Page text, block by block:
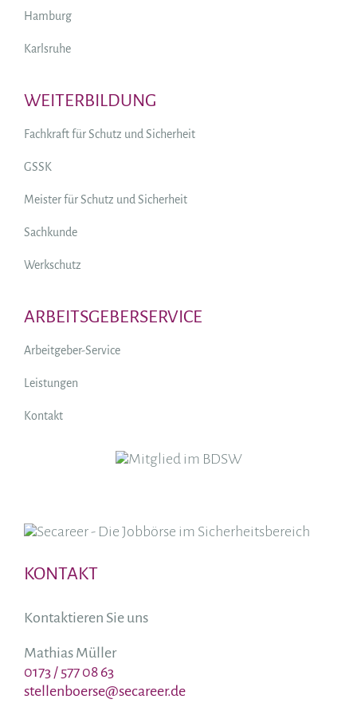
Hamburg
Karlsruhe
WEITERBILDUNG
Fachkraft für Schutz und Sicherheit
GSSK
Meister für Schutz und Sicherheit
Sachkunde
Werkschutz
ARBEITSGEBERSERVICE
Arbeitgeber-Service
Leistungen
Kontakt
KONTAKT
Kontaktieren Sie uns
Mathias Müller
0173 / 577 08 63
stellenboerse@secareer.de